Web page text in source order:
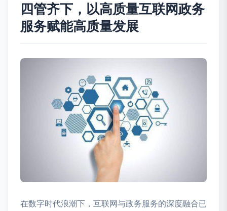
四管齐下，以高质量互联网政务
服务赋能高质量发展
在数字时代浪潮下，互联网与政务服务的深度融合已